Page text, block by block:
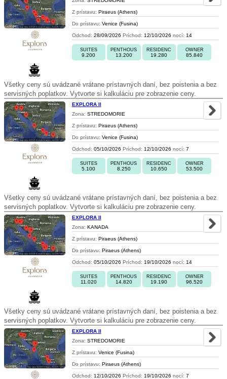
Z prístavu: Piraeus (Athens)
Do prístavu: Venice (Fusina)
Odchod: 28/09/2026 Príchod: 12/10/2026 nocí: 14
SUITES
9.200
PENTHOUS
13.200
RESIDENC
19.280
OWNER
85.840
Všetky ceny sú uvádzané vrátane prístavných daní, bez poistenia a bez
servisných poplatkov. Vytvorte si kalkuláciu pre zobrazenie ceny.
EXPLORA II
Zona: STREDOMORIE
Z prístavu: Piraeus (Athens)
Do prístavu: Venice (Fusina)
Odchod: 05/10/2026 Príchod: 12/10/2026 nocí: 7
SUITES
5.100
PENTHOUS
8.250
RESIDENC
10.650
OWNER
53.500
Všetky ceny sú uvádzané vrátane prístavných daní, bez poistenia a bez
servisných poplatkov. Vytvorte si kalkuláciu pre zobrazenie ceny.
EXPLORA II
Zona: KANADA
Z prístavu: Piraeus (Athens)
Do prístavu: Piraeus (Athens)
Odchod: 05/10/2026 Príchod: 19/10/2026 nocí: 14
SUITES
11.020
PENTHOUS
14.820
RESIDENC
19.190
OWNER
96.520
Všetky ceny sú uvádzané vrátane prístavných daní, bez poistenia a bez
servisných poplatkov. Vytvorte si kalkuláciu pre zobrazenie ceny.
EXPLORA II
Zona: STREDOMORIE
Z prístavu: Venice (Fusina)
Do prístavu: Piraeus (Athens)
Odchod: 12/10/2026 Príchod: 19/10/2026 nocí: 7